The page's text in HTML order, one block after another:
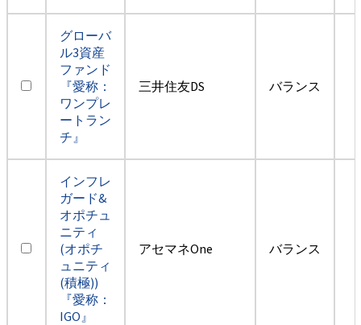
グローバ
ル3資産
ファンド
『愛称：
ワンプレ
ートラン
チ』
三井住友DS バランス
インフレ
ガード&
オポチュ
ニティ
(オポチ
ュニティ
(積極))
『愛称：
IGO』
アセマネOne バランス